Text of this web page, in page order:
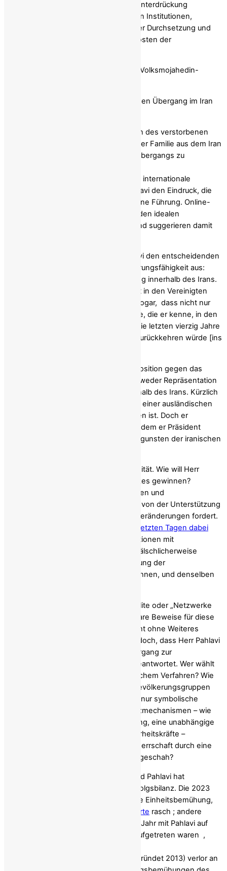
gleichen unbefriedigenden Ergebnis: Unterdrückung
politischer Opposition, Schwächung von Institutionen,
Abhängigkeit von repressiver staatlicher Durchsetzung und
die Zunahme privater Ansprüche auf Kosten der
Entlarvung von Propaganda gegen die Volksmojahedin-
Wie Mediennarrative den demokratischen Übergang im Iran
, der Sohn des verstorbenen
Schahs, der 1978 als Teenager mit seiner Familie aus dem Iran
des iranischen Übergangs zu
und eine internationale
Kommunikationsstrategie erweckt Pahlavi den Eindruck, die
iranische Opposition schart sich um seine Führung. Online-
als den idealen
„Repräsentanten“ des Aufstands dar und suggerieren damit
In seinen Interviews weicht Herr Pahlavi den entscheidenden
Fragen nach seiner potenziellen Regierungsfähigkeit aus:
Mandat, Organisation und Unterstützung innerhalb des Irans.
Seit 47 Jahren lebt er relativ unbemerkt in den Vereinigten
er sogar, dass nicht nur
seine Familie und Freunde, sondern alle, die er kenne, in den
USA lebten: „Ehrlich gesagt, habe ich die letzten vierzig Jahre
hier in Amerika verbracht … Wenn ich zurückkehren würde [ins
Pahlavi kann keine nennenswerte Opposition gegen das
Klerikerregime vorweisen und genießt weder Repräsentation
noch organisierte Unterstützung innerhalb des Irans. Kürzlich
einer ausländischen
Invasion, was grundsätzlich zu begrüßen ist. Doch er
selbst, indem er Präsident
Donald Trump öffentlich aufforderte, zugunsten der iranischen
Die schwierigere Prüfung ist die Legitimität. Wie will Herr
Pahlavi das Mandat des iranischen Volkes gewinnen?
Hashtags der Diaspora, Online-Petitionen und
Medieninterviews zeugen keineswegs von der Unterstützung
einer unterdrückten Bevölkerung, die Veränderungen fordert.
in den letzten Tagen dabei
wie er Videos von Demonstrationen mit
monarchistischen Parolen unterlegte, fälschlicherweise
behauptete, er genieße die Unterstützung der
Protestierenden, die ihn eindeutig ablehnen, und denselben
, Spaltungen der Elite oder „Netzwerke
innerhalb des Irans“ erwähnt, fehlen klare Beweise für diese
Behauptungen, und sie lassen sich nicht ohne Weiteres
bestätigen. Noch bezeichnender ist jedoch, dass Herr Pahlavi
die entscheidende Frage, wie der Übergang zur
Selbstverwaltung erfolgen soll, vage beantwortet. Wer wählt
einen Übergangsrat aus, und nach welchem ​​Verfahren? Wie
wird Frauen und den verschiedenen Bevölkerungsgruppen
des Irans tatsächliche Macht und nicht nur symbolische
Versprechen garantiert? Welche Schutzmechanismen – wie
Amtszeitbegrenzungen, Gewaltenteilung, eine unabhängige
Justiz und die zivile Kontrolle der Sicherheitskräfte –
verhindern, dass eine personalisierte Herrschaft durch eine
andere ersetzt wird, wie es nach 1979 geschah?
Koalitionsbildung lässt sich messen, und Pahlavi hat
diesbezüglich eine durchwachsene Erfolgsbilanz. Die 2023
von der Georgetown University initiierte Einheitsbemühung,
scheiterte rasch ; andere
prominente Dissidenten, die im selben Jahr mit Pahlavi auf
aufgetreten waren ,
Nationalrat des Iran (gegründet 2013) verlor an